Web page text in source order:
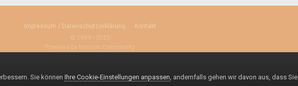
Impressum / Datenschutzerklärung
Kontakt
© 1999 - 2025
Powered by Invision Community
Sie können Ihre Cookie-Einstellungen anpassen, andernfalls gehen wir davon aus, dass Sie